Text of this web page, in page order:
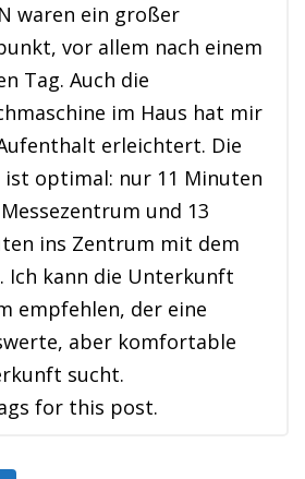
waren ein großer
vor allem nach einem
Tag. Auch die
im Haus hat mir
erleichtert. Die
ist optimal: nur 11 Minuten
und 13
ins Zentrum mit dem
Ich kann die Unterkunft
empfehlen, der eine
aber komfortable
sucht.
for this post.